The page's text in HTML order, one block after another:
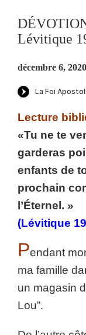
Lévitique
décembre 6, 2020
Lecture
«Tu ne te
garderas
enfants de
prochain
l’Éternel. »
(Lévitique
Pendant
ma famille
un magasin
Lou”.